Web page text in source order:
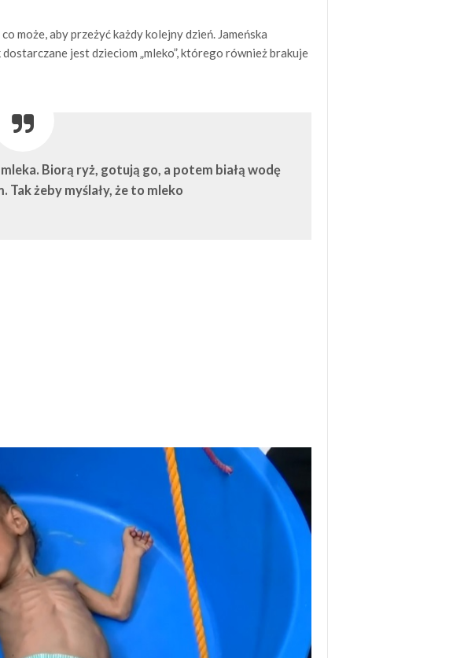
może, aby przeżyć każdy kolejny dzień. Jameńska
jest dzieciom „mleko”, którego również brakuje
Biorą ryż, gotują go, a potem białą wodę
Tak żeby myślały, że to mleko